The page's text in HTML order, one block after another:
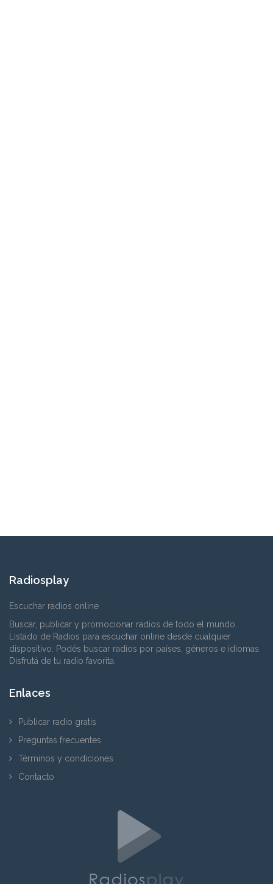
Radiosplay
Escuchar radios online
Buscar, publicar y promocionar radios de todo el mundo.
Listado de Radios para escuchar online desde cualquier
dispositivo. Podés buscar radios por países, géneros e idiomas.
Disfrutá de tu radio favorita.
Enlaces
Publicar radio gratis
Preguntas frecuentes
Términos y condiciones
Contacto